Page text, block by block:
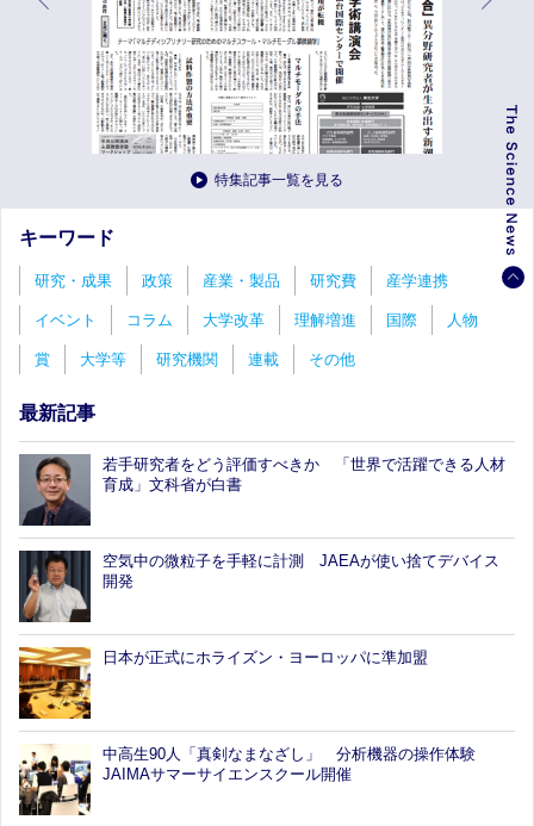
特集記事一覧を見る
キーワード
研究・成果 政策 産業・製品 研究費 産学連携
イベント コラム 大学改革 理解増進 国際 人物
賞 大学等 研究機関 連載 その他
最新記事
若手研究者をどう評価すべきか 「世界で活躍できる人材
育成」文科省が白書
空気中の微粒子を手軽に計測 JAEAが使い捨てデバイス
開発
日本が正式にホライズン・ヨーロッパに準加盟
中高生90人「真剣なまなざし」 分析機器の操作体験
JAIMAサマーサイエンスクール開催